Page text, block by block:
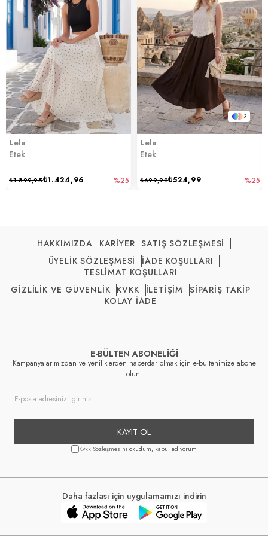
Lela
Etek
₺1.424,96
₺1.899,95 %25
3
Lela
Etek
₺524,99
₺699,99 %25
HAKKIMIZDA KARİYER SATIŞ SÖZLEŞMESİ
ÜYELİK SÖZLEŞMESİ
İADE KOŞULLARI
TESLİMAT KOŞULLARI
GİZLİLİK VE GÜVENLİK KVKK İLETİŞİM
SİPARİŞ TAKİP
KOLAY İADE
E-BÜLTEN ABONELİĞİ
Kampanyalarımızdan ve yeniliklerden haberdar olmak için e-bültenimize abone
olun!
KAYIT OL
Kvkk Sözleşmesini okudum, kabul ediyorum
Daha fazlası için uygulamamızı indirin